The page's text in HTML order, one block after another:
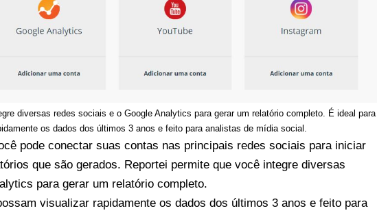
diversas redes sociais e o Google Analytics para gerar um relatório completo. É ideal para
os dados dos últimos 3 anos e feito para analistas de mídia social.
pode conectar suas contas nas principais redes sociais para iniciar
que são gerados. Reportei permite que você integre diversas
para gerar um relatório completo.
visualizar rapidamente os dados dos últimos 3 anos e feito para